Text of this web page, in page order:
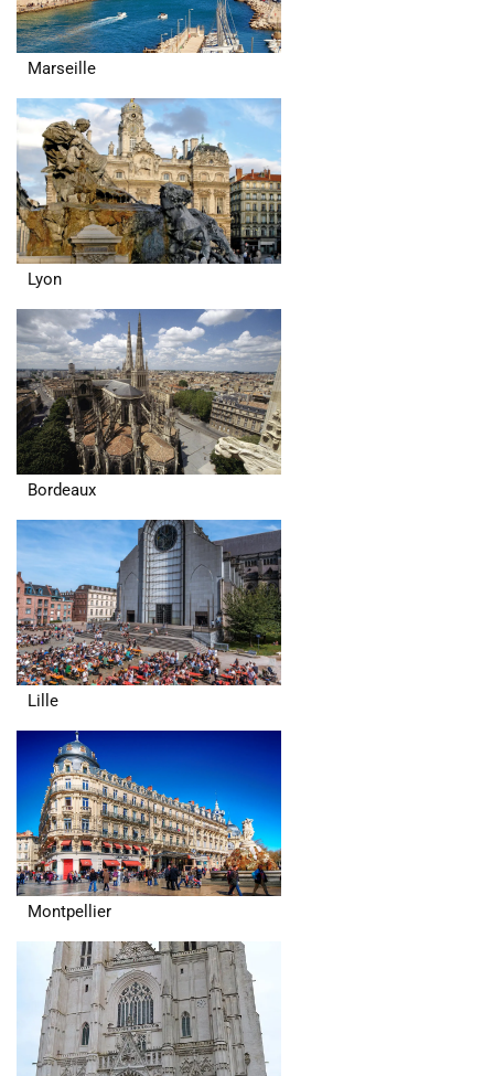
Marseille
Lyon
Bordeaux
Lille
Montpellier